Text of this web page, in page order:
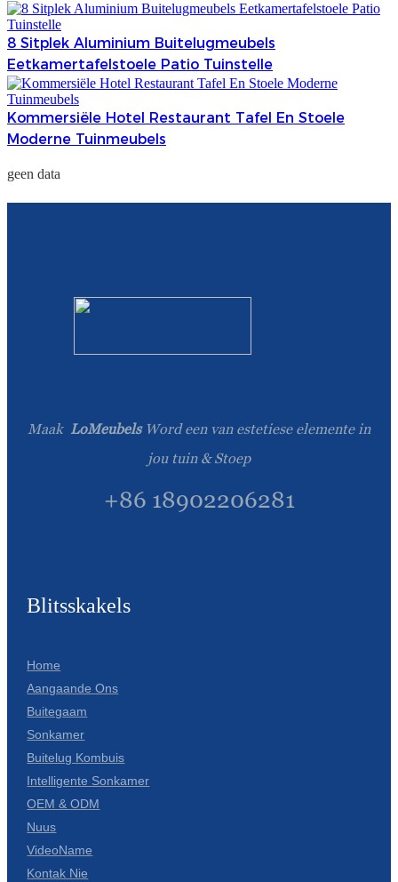
8 Sitplek Aluminium Buitelugmeubels
Eetkamertafelstoele Patio Tuinstelle
Kommersiële Hotel Restaurant Tafel En Stoele
Moderne Tuinmeubels
geen data
Maak LoMeubels Word een van estetiese elemente in
jou tuin & Stoep
+86 18902206281
Blitsskakels
Home
Aangaande Ons
Buitegaam
Sonkamer
Buitelug Kombuis
Intelligente Sonkamer
OEM & ODM
Nuus
VideoName
Kontak Nie